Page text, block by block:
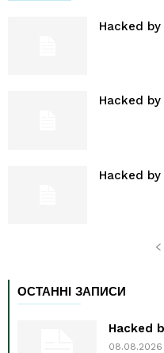
Hacked by
Hacked by
Hacked by
ОСТАННІ ЗАПИСИ
Hacked
08.08.2026